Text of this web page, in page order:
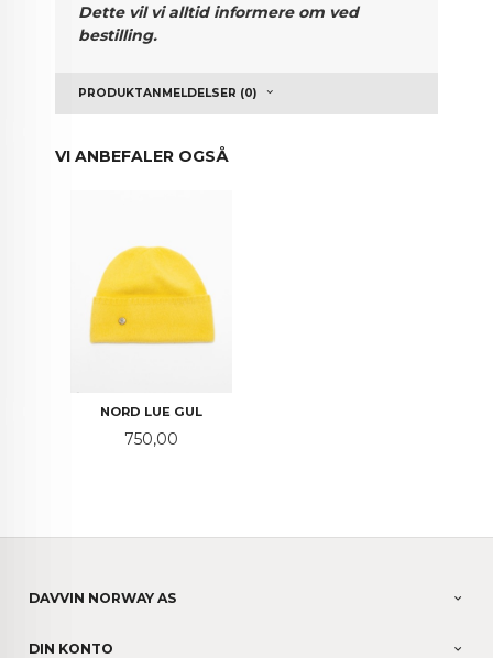
Dette vil vi alltid informere om ved
bestilling.
PRODUKTANMELDELSER (0)
VI ANBEFALER OGSÅ
NORD LUE GUL
Pris
750,00
DAVVIN NORWAY AS
DIN KONTO